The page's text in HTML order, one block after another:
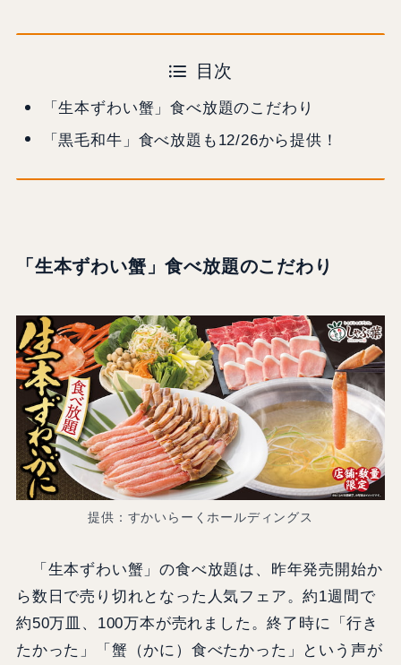
目次
「生本ずわい蟹」食べ放題のこだわり
「黒毛和牛」食べ放題も12/26から提供！
「生本ずわい蟹」食べ放題のこだわり
提供：すかいらーくホールディングス
「生本ずわい蟹」の食べ放題は、昨年発売開始か
ら数日で売り切れとなった人気フェア。約1週間で
約50万皿、100万本が売れました。終了時に「行き
たかった」「蟹（かに）食べたかった」という声が